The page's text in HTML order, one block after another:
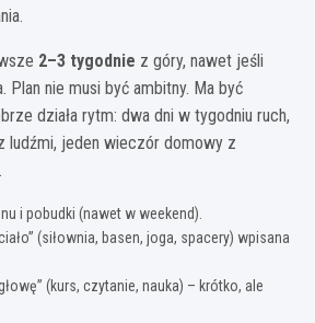
2–3 tygodnie z góry, nawet jeśli
nie musi być ambitny. Ma być
działa rytm: dwa dni w tygodniu ruch,
ludźmi, jeden wieczór domowy z
i pobudki (nawet w weekend).
(siłownia, basen, joga, spacery) wpisana
(kurs, czytanie, nauka) – krótko, ale